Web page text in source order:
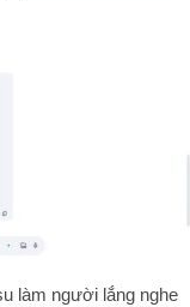
làm người lắng nghe